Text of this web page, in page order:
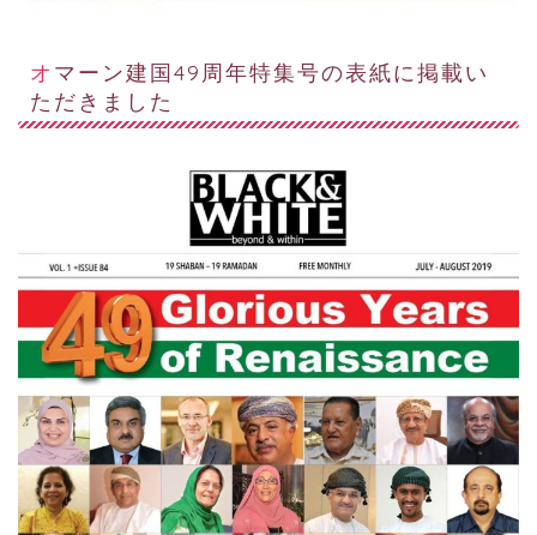
オマーン建国49周年特集号の表紙に掲載い
ただきました